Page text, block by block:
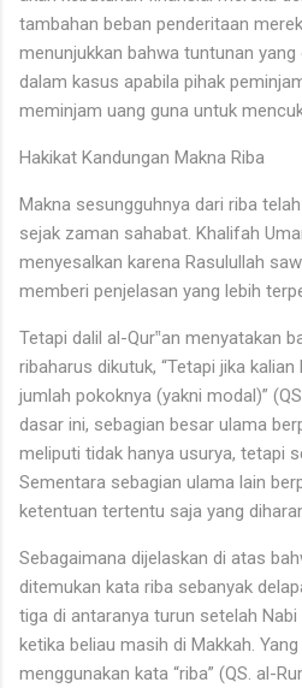
tambahan beban penderitaan
menunjukkan bahwa tuntunan
dalam kasus apabila pihak
meminjam uang guna untuk
Hakikat Kandungan Makna Riba
Makna sesungguhnya dari riba
sejak zaman sahabat. Khalifah
menyesalkan karena Rasulullah
memberi penjelasan yang lebih
Tetapi dalil al-Qur‟an menyatakan
ribaharus dikutuk, “Tetapi jika
jumlah pokoknya (yakni modal)”
dasar ini, sebagian besar ulama
meliputi tidak hanya usurya, tetapi
Sementara sebagian ulama lain
ketentuan tertentu saja yang
Sebagaimana dijelaskan di atas
ditemukan kata riba sebanyak
tiga di antaranya turun setelah
ketika beliau masih di Makkah.
menggunakan kata “riba” (QS. al-